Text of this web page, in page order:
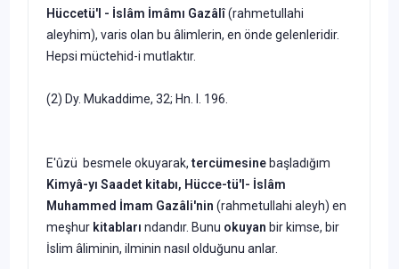
Hüccetü'l - İslâm İmâmı Gazâlî(rahmetullahi
aleyhim), varis olan bu âlimlerin, en önde gelenleridir.
Hepsi müctehid-i mutlaktır.
(2) Dy. Mukaddime, 32; Hn. I. 196.
E'ûzü besmele okuyarak,tercümesine başladığım
Kimyâ-yı Saadet kitabı, Hücce-tü'l- İslâm
Muhammed İmam Gazâli'nin (rahmetullahi aleyh) en
meşhur kitabları ndandır. Bunu okuyan bir kimse, bir
İslim âliminin, ilminin nasıl olduğunu anlar.